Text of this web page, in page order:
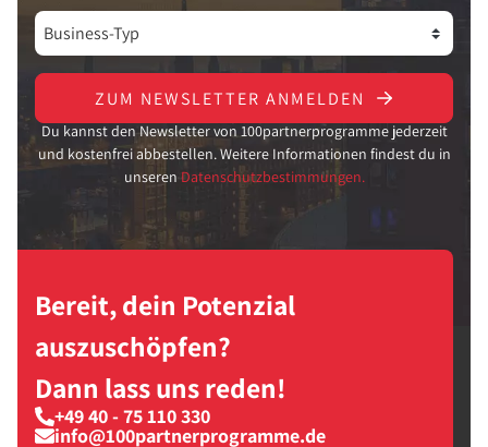
ZUM NEWSLETTER ANMELDEN
Du kannst den Newsletter von 100partnerprogramme jederzeit
und kostenfrei abbestellen. Weitere Informationen findest du in
unseren Datenschutzbestimmungen.
Bereit, dein Potenzial
auszuschöpfen?
Dann lass uns reden!
+49 40 - 75 110 330
info@100partnerprogramme.de